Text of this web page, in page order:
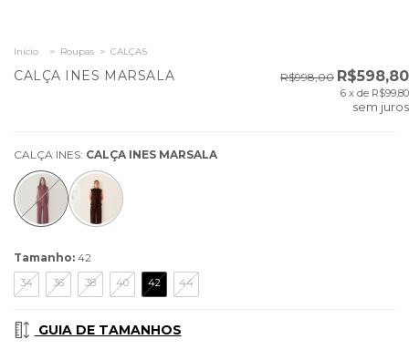
Início > Roupas > CALÇAS
CALÇA INES MARSALA R$998,00 R$598,80
6 x de R$99,80
sem juros
CALÇA INES: CALÇA INES MARSALA
Tamanho: 42
34 36 38 40 42 44
GUIA DE TAMANHOS